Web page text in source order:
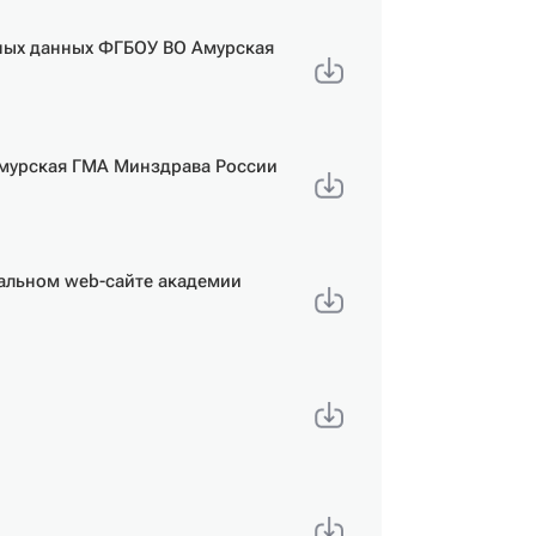
данных ФГБОУ ВО Амурская
ГМА Минздрава России
web-сайте академии